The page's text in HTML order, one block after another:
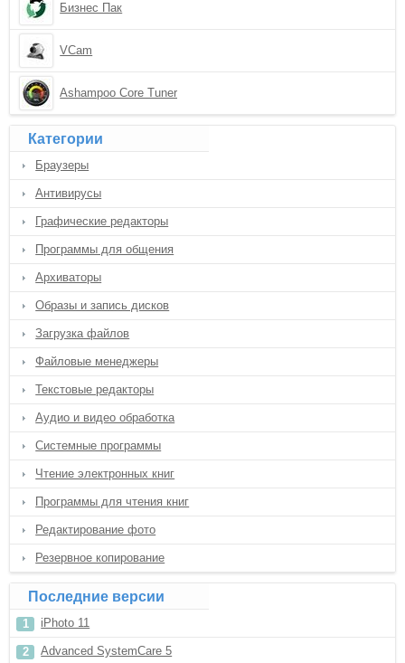
Бизнес Пак
VCam
Ashampoo Core Tuner
Категории
Браузеры
Антивирусы
Графические редакторы
Программы для общения
Архиваторы
Образы и запись дисков
Загрузка файлов
Файловые менеджеры
Текстовые редакторы
Аудио и видео обработка
Системные программы
Чтение электронных книг
Программы для чтения книг
Редактирование фото
Резервное копирование
Последние версии
iPhoto 11
Advanced SystemCare 5